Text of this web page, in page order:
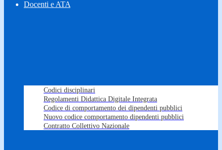
Docenti e ATA
Codici disciplinari
Regolamenti Didattica Digitale Integrata
Codice di comportamento dei dipendenti pubblici
Nuovo codice comportamento dipendenti pubblici
Contratto Collettivo Nazionale